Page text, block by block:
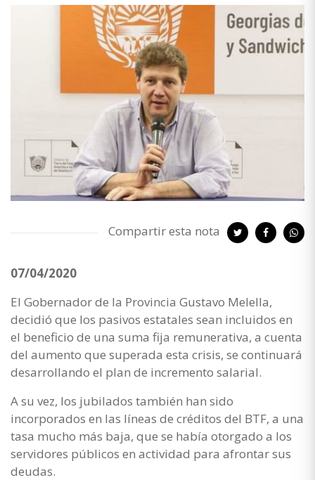
Compartir esta nota
07/04/2020
El Gobernador de la Provincia Gustavo Melella,
decidió que los pasivos estatales sean incluidos en
el beneficio de una suma fija remunerativa, a cuenta
del aumento que superada esta crisis, se continuará
desarrollando el plan de incremento salarial.
A su vez, los jubilados también han sido
incorporados en las líneas de créditos del BTF, a una
tasa mucho más baja, que se había otorgado a los
servidores públicos en actividad para afrontar sus
deudas.